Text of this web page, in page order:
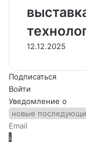
12.12.2025
Подписаться
Войти
Уведомление о